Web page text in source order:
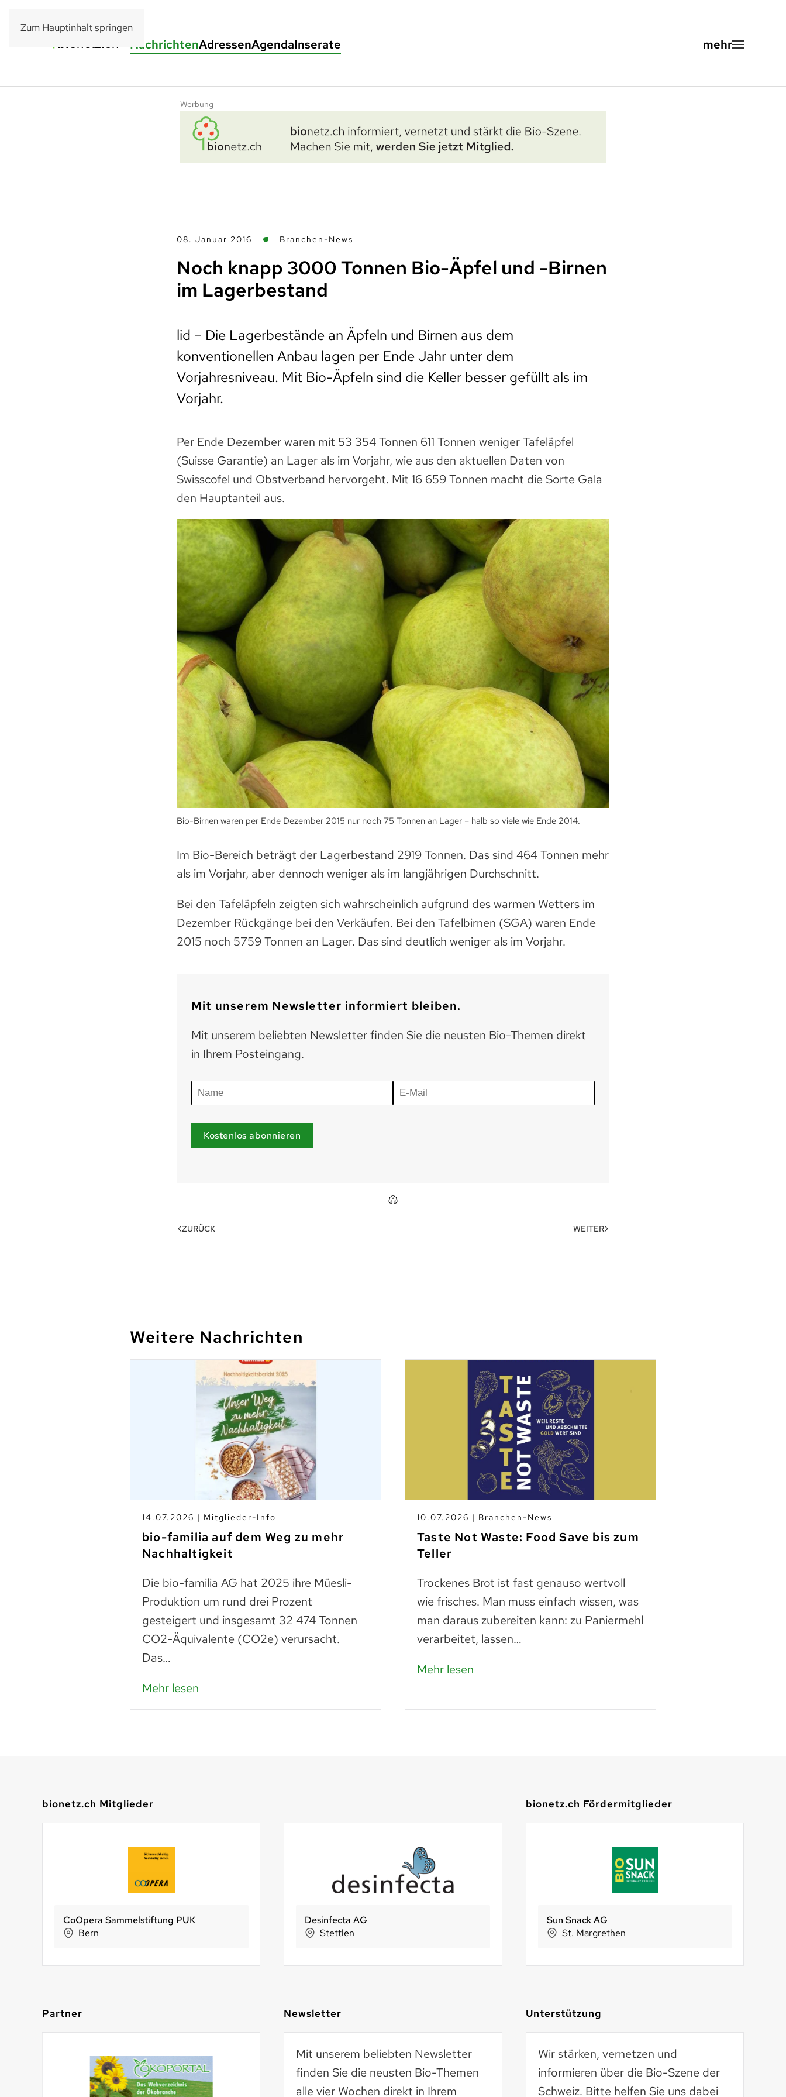
Zum Hauptinhalt springen
NachrichtenAdressenAgendaInserate
Werbung
08. Januar 2016 Branchen-News
Noch knapp 3000 Tonnen Bio-Äpfel und -Birnen
im Lagerbestand
lid – Die Lagerbestände an Äpfeln und Birnen aus dem
konventionellen Anbau lagen per Ende Jahr unter dem
Vorjahresniveau. Mit Bio-Äpfeln sind die Keller besser gefüllt als im
Vorjahr.
Per Ende Dezember waren mit 53 354 Tonnen 611 Tonnen weniger Tafeläpfel
(Suisse Garantie) an Lager als im Vorjahr, wie aus den aktuellen Daten von
Swisscofel und Obstverband hervorgeht. Mit 16 659 Tonnen macht die Sorte Gala
den Hauptanteil aus.
Bio-Birnen waren per Ende Dezember 2015 nur noch 75 Tonnen an Lager – halb so viele wie Ende 2014.
Im Bio-Bereich beträgt der Lagerbestand 2919 Tonnen. Das sind 464 Tonnen mehr
als im Vorjahr, aber dennoch weniger als im langjährigen Durchschnitt.
Bei den Tafeläpfeln zeigten sich wahrscheinlich aufgrund des warmen Wetters im
Dezember Rückgänge bei den Verkäufen. Bei den Tafelbirnen (SGA) waren Ende
2015 noch 5759 Tonnen an Lager. Das sind deutlich weniger als im Vorjahr.
Mit unserem Newsletter informiert bleiben.
Mit unserem beliebten Newsletter finden Sie die neusten Bio-Themen direkt
in Ihrem Posteingang.
Kostenlos abonnieren
ZURÜCK WEITER
Weitere Nachrichten
14.07.2026 | Mitglieder-Info
bio-familia auf dem Weg zu mehr
Nachhaltigkeit
Die bio-familia AG hat 2025 ihre Müesli-
Produktion um rund drei Prozent
gesteigert und insgesamt 32 474 Tonnen
CO2-Äquivalente (CO2e) verursacht.
Das…
Mehr lesen
10.07.2026 | Branchen-News
Taste Not Waste: Food Save bis zum
Teller
Trockenes Brot ist fast genauso wertvoll
wie frisches. Man muss einfach wissen, was
man daraus zubereiten kann: zu Paniermehl
verarbeitet, lassen…
Mehr lesen
bionetz.ch Mitglieder
Weingut Schnell AG
Maienfeld
SWISSGUM AG
Tägerwilen
Murimoos werken und wohnen
Desinfecta AG
LUNA Die Luzerner Naturdrogerie
Luzern
Erboristi Lendi
Curio
bionetz.ch Fördermitglieder
NaturKraftWerke®
Sun Snack AG
St. Margrethen
Holle baby food AG
Riehen
Partner Newsletter
Mit unserem beliebten Newsletter
finden Sie die neusten Bio-Themen
alle vier Wochen direkt in Ihrem
Unterstützung
Wir stärken, vernetzen und
informieren über die Bio-Szene der
Schweiz. Bitte helfen Sie uns dabei